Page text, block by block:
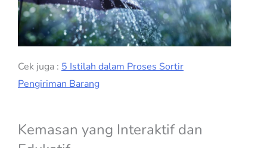
Cek juga : 5 Istilah dalam Proses Sortir
Pengiriman Barang
Kemasan yang Interaktif dan